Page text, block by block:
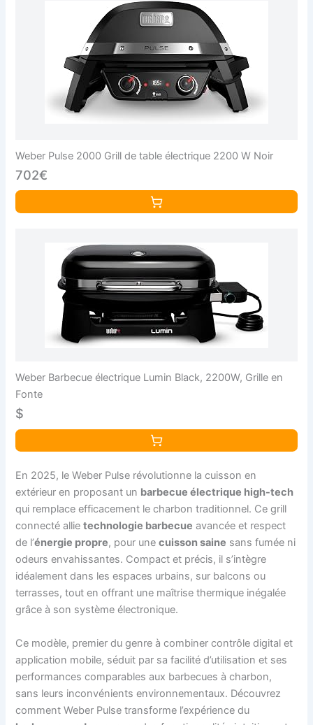
Weber Pulse 2000 Grill de table électrique 2200 W Noir
702€
Weber Barbecue électrique Lumin Black, 2200W, Grille en
Fonte
$
En 2025, le Weber Pulse révolutionne la cuisson en
extérieur en proposant un barbecue électrique high-tech
qui remplace efficacement le charbon traditionnel. Ce grill
connecté allietechnologie barbecue avancée et respect
de l’énergie propre, pour unecuisson saine sans fumée ni
odeurs envahissantes. Compact et précis, il s’intègre
idéalement dans les espaces urbains, sur balcons ou
terrasses, tout en offrant une maîtrise thermique inégalée
grâce à son système électronique.
Ce modèle, premier du genre à combiner contrôle digital et
application mobile, séduit par sa facilité d’utilisation et ses
performances comparables aux barbecues à charbon,
sans leurs inconvénients environnementaux. Découvrez
comment Weber Pulse transforme l’expérience du